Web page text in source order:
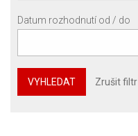
Datum rozhodnutí od / do
VYHLEDAT Zrušit filtr